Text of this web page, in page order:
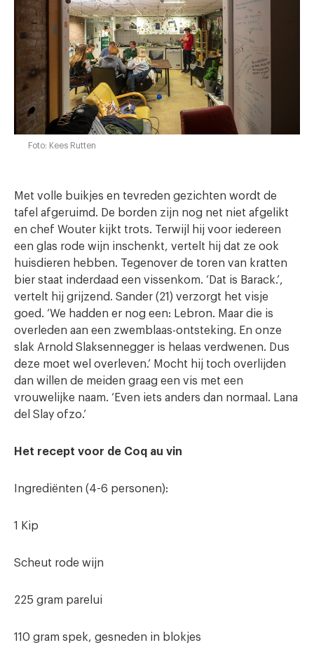
Foto: Kees Rutten
Met volle buikjes en tevreden gezichten wordt de
tafel afgeruimd. De borden zijn nog net niet afgelikt
en chef Wouter kijkt trots. Terwijl hij voor iedereen
een glas rode wijn inschenkt, vertelt hij dat ze ook
huisdieren hebben. Tegenover de toren van kratten
bier staat inderdaad een vissenkom. ‘Dat is Barack.’,
vertelt hij grijzend. Sander (21) verzorgt het visje
goed. ‘We hadden er nog een: Lebron. Maar die is
overleden aan een zwemblaas-ontsteking. En onze
slak Arnold Slaksennegger is helaas verdwenen. Dus
deze moet wel overleven.’ Mocht hij toch overlijden
dan willen de meiden graag een vis met een
vrouwelijke naam. ‘Even iets anders dan normaal. Lana
del Slay ofzo.’
Het recept voor de Coq au vin
Ingrediënten (4-6 personen):
1 Kip
Scheut rode wijn
225 gram parelui
110 gram spek, gesneden in blokjes